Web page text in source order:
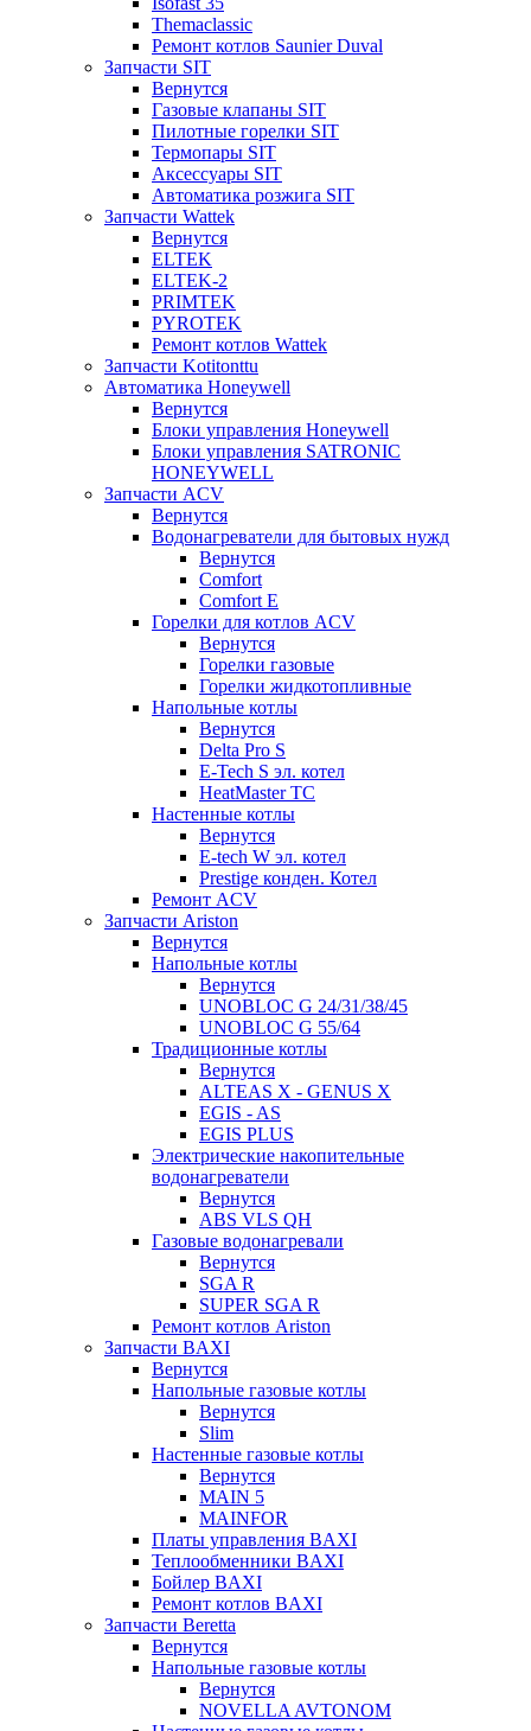
Themaclassic
Ремонт котлов Saunier Duval
Запчасти SIT
Вернутся
Газовые клапаны SIT
Пилотные горелки SIT
Термопары SIT
Аксессуары SIT
Автоматика розжига SIT
Запчасти Wattek
Вернутся
ELTEK
ELTEK-2
PRIMTEK
PYROTEK
Ремонт котлов Wattek
Запчасти Kotitonttu
Автоматика Honeywеll
Вернутся
Блоки управления Honeywell
Блоки управления SATRONIC
HONEYWELL
Запчасти ACV
Вернутся
Водонагреватели для бытовых нужд
Вернутся
Comfort
Comfort E
Горелки для котлов ACV
Вернутся
Горелки газовые
Горелки жидкотопливные
Напольные котлы
Вернутся
Delta Pro S
E-Tech S эл. котел
HeatMaster TC
Настенные котлы
Вернутся
E-tech W эл. котел
Prestige конден. Котел
Ремонт ACV
Запчасти Ariston
Вернутся
Напольные котлы
Вернутся
UNOBLOC G 24/31/38/45
UNOBLOC G 55/64
Традиционные котлы
Вернутся
ALTEAS X - GENUS X
EGIS - AS
EGIS PLUS
Электрические накопительные
водонагреватели
Вернутся
ABS VLS QH
Газовые водонагревали
Вернутся
SGA R
SUPER SGA R
Ремонт котлов Ariston
Запчасти BAXI
Вернутся
Напольные газовые котлы
Вернутся
Slim
Настенные газовые котлы
Вернутся
MAIN 5
MAINFOR
Платы управления BAXI
Теплообменники BAXI
Бойлер BAXI
Ремонт котлов BAXI
Запчасти Beretta
Вернутся
Напольные газовые котлы
Вернутся
NOVELLA AVTONOM